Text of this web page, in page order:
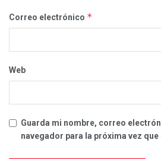
Correo electrónico *
Web
Guarda mi nombre, correo
navegador para la próxima vez